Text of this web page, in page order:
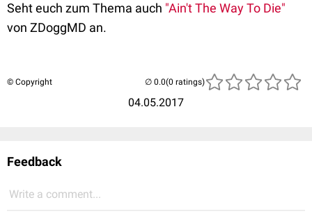
Seht euch zum Thema auch "Ain't The Way To Die"
von ZDoggMD an.
© Copyright
04.05.2017
(0 ratings)
Feedback
Write a comment...